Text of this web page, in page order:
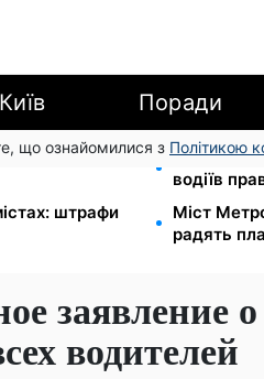
Київ Поради
що ознайомилися з Політикою
водія:
26 000
водіїв
штрафи
Міст
радять
заявление о
водителей